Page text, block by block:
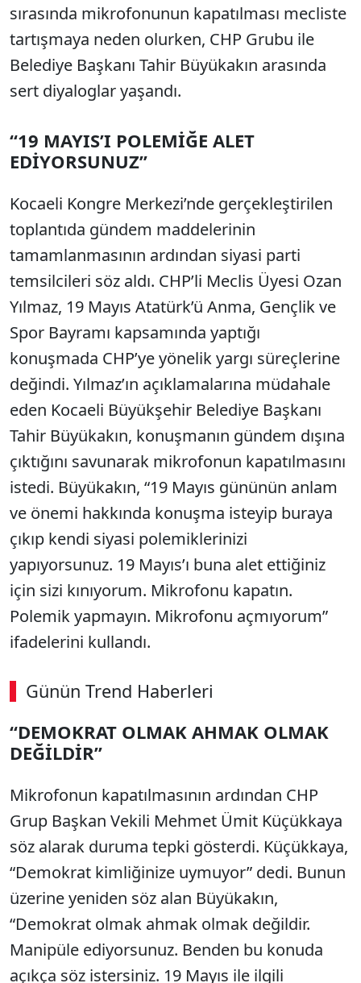
sırasında mikrofonunun kapatılması mecliste
tartışmaya neden olurken, CHP Grubu ile
Belediye Başkanı Tahir Büyükakın arasında
sert diyaloglar yaşandı.
“19 MAYIS’I POLEMİĞE ALET
EDİYORSUNUZ”
Kocaeli Kongre Merkezi’nde gerçekleştirilen
toplantıda gündem maddelerinin
tamamlanmasının ardından siyasi parti
temsilcileri söz aldı. CHP’li Meclis Üyesi Ozan
Yılmaz, 19 Mayıs Atatürk’ü Anma, Gençlik ve
Spor Bayramı kapsamında yaptığı
konuşmada CHP’ye yönelik yargı süreçlerine
değindi. Yılmaz’ın açıklamalarına müdahale
eden Kocaeli Büyükşehir Belediye Başkanı
Tahir Büyükakın, konuşmanın gündem dışına
çıktığını savunarak mikrofonun kapatılmasını
istedi. Büyükakın, “19 Mayıs gününün anlam
ve önemi hakkında konuşma isteyip buraya
çıkıp kendi siyasi polemiklerinizi
yapıyorsunuz. 19 Mayıs’ı buna alet ettiğiniz
için sizi kınıyorum. Mikrofonu kapatın.
Polemik yapmayın. Mikrofonu açmıyorum”
ifadelerini kullandı.
Günün Trend Haberleri
“DEMOKRAT OLMAK AHMAK OLMAK
DEĞİLDİR”
Mikrofonun kapatılmasının ardından CHP
Grup Başkan Vekili Mehmet Ümit Küçükkaya
söz alarak duruma tepki gösterdi. Küçükkaya,
“Demokrat kimliğinize uymuyor” dedi. Bunun
üzerine yeniden söz alan Büyükakın,
“Demokrat olmak ahmak olmak değildir.
Manipüle ediyorsunuz. Benden bu konuda
açıkça söz istersiniz. 19 Mayıs ile ilgili